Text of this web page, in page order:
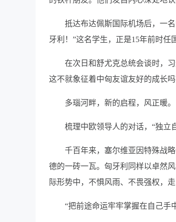
抵达布达佩斯国际机场后，一
牙利！”这名学生，正是15年前时任
在次日和舒尤克总统会谈时，
这不就象征着中匈友谊友好的成长
多瑙河畔，新的启程，风正暖。
梳理中欧领导人的对话，“独立
千百年来，塞尔维亚因特殊战
德的一砖一瓦。匈牙利同样以卓然
际形势中，不惧风雨、不畏强权，
“把前途命运牢牢掌握在自己手